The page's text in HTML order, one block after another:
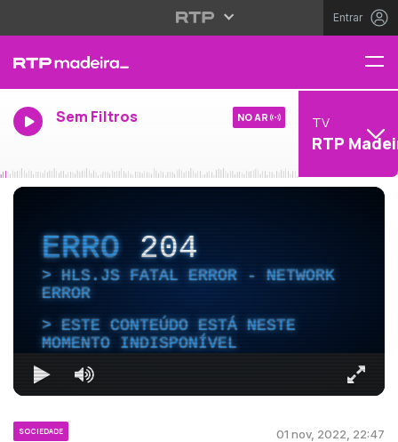
Entrar
Sem Filtros NO AR TV
RTP
ERRO204
HLS.JS FATAL ERROR - NETWORK
ERROR
ESTE CONTEÚDO ESTÁ NESTE
MOMENTO INDISPONÍVEL
SOCIEDADE 01 nov, 2022, 22:47